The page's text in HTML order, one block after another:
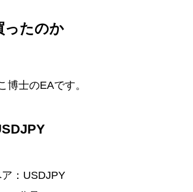
ったのか
博士のEAです。
：USDJPY